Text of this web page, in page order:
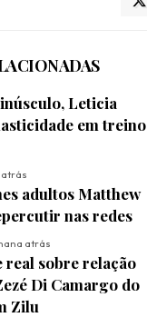
Leticia
em treino
atrás
adultos Matthew
nas redes
atrás
real sobre relação
Di Camargo do
Zilu